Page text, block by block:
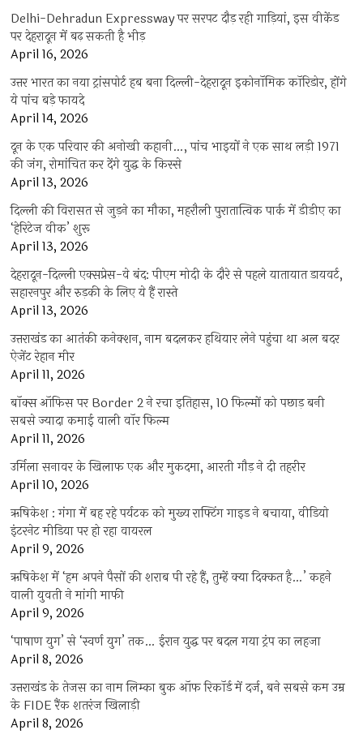
Delhi-Dehradun Expressway पर सरपट दौड़ रही गाड़ियां, इस वीकेंड
पर देहरादून में बढ़ सकती है भीड़
April 16, 2026
उत्तर भारत का नया ट्रांसपोर्ट हब बना दिल्ली-देहरादून इकोनॉमिक कॉरिडोर, होंगे
ये पांच बड़े फायदे
April 14, 2026
दून के एक परिवार की अनोखी कहानी…, पांच भाइयों ने एक साथ लड़ी 1971
की जंग, रोमांचित कर देंगे युद्ध के किस्से
April 13, 2026
दिल्ली की विरासत से जुड़ने का मौका, महरौली पुरातात्विक पार्क में डीडीए का
‘हेरिटेज वीक’ शुरू
April 13, 2026
देहरादून-दिल्ली एक्सप्रेस-वे बंद: पीएम मोदी के दौरे से पहले यातायात डायवर्ट,
सहारनपुर और रुड़की के लिए ये हैं रास्ते
April 13, 2026
उत्तराखंड का आतंकी कनेक्शन, नाम बदलकर हथियार लेने पहुंचा था अल बदर
ऐजेंट रेहान मीर
April 11, 2026
बॉक्स ऑफिस पर Border 2 ने रचा इतिहास, 10 फिल्मों को पछाड़ बनी
सबसे ज्यादा कमाई वाली वॉर फिल्म
April 11, 2026
उर्मिला सनावर के खिलाफ एक और मुकदमा, आरती गौड़ ने दी तहरीर
April 10, 2026
ऋषिकेश : गंगा में बह रहे पर्यटक को मुख्य राफ्टिंग गाइड ने बचाया, वीडियो
इंटरनेट मीडिया पर हो रहा वायरल
April 9, 2026
ऋषिकेश में ‘हम अपने पैसों की शराब पी रहे हैं, तुम्हें क्या दिक्कत है…’ कहने
वाली युवती ने मांगी माफी
April 9, 2026
‘पाषाण युग’ से ‘स्वर्ण युग’ तक… ईरान युद्ध पर बदल गया ट्रंप का लहजा
April 8, 2026
उत्तराखंड के तेजस का नाम लिम्का बुक ऑफ रिकॉर्ड में दर्ज, बने सबसे कम उम्र
के FIDE रैंक शतरंज खिलाड़ी
April 8, 2026